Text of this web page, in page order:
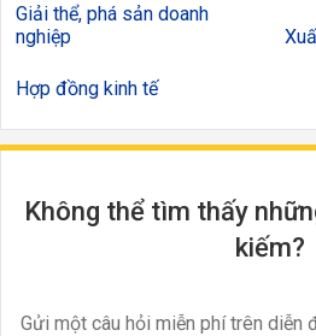
Giải thể, phá sản doanh
nghiệp
Hợp đồng kinh tế
Không thể tìm thấy
kiếm?
Gửi một câu hỏi miễn phí trên diễn